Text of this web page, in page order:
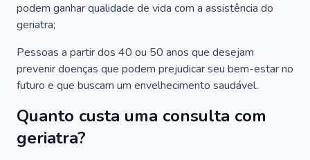
podem ganhar qualidade de vida com a assistência do
geriatra;
Pessoas a partir dos 40 ou 50 anos que desejam
prevenir doenças que podem prejudicar seu bem-estar no
futuro e que buscam um envelhecimento saudável.
Quanto custa uma consulta com
geriatra?